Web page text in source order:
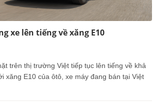
xe lên tiếng về xăng E10
trên thị trường Việt tiếp tục lên tiếng về khả
xăng E10 của ôtô, xe máy đang bán tại Việt